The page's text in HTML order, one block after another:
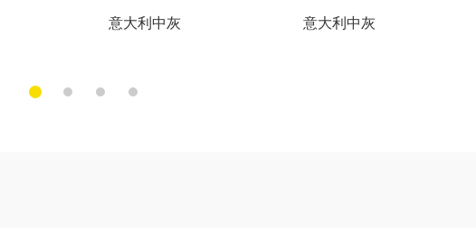
意大利中灰 意大利中灰